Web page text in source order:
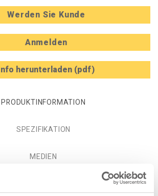
Werden Sie Kunde
Anmelden
herunterladen (pdf)
PRODUKTINFORMATION
SPEZIFIKATION
MEDIEN